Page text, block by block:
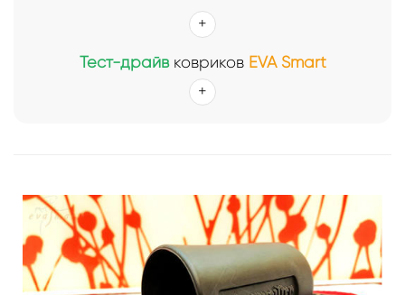
Тест-драйвковриков EVA Smart